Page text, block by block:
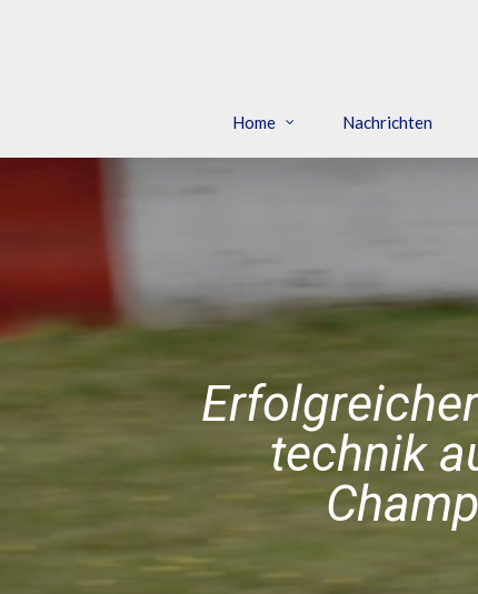
Home Nachrichten
technik